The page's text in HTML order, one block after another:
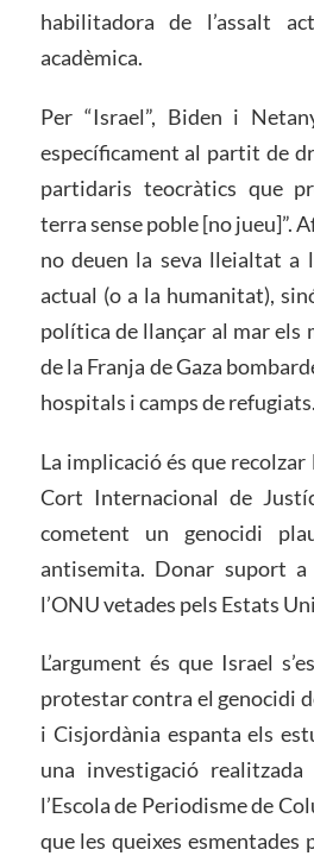
habilitadora de l’assalt
acadèmica.
Per “Israel”, Biden i
específicament al partit de
partidaris teocràtics que
terra sense poble [no jueu]”.
no deuen la seva lleialtat a
actual (o a la humanitat),
política de llançar al mar els
de la Franja de Gaza
hospitals i camps de refugiats.
La implicació és que recolzar
Cort Internacional de
cometent un genocidi
antisemita. Donar suport
l’ONU vetades pels Estats
L’argument és que Israel
protestar contra el genocidi
i Cisjordània espanta els
una investigació
l’Escola de Periodisme de
que les queixes esmentades